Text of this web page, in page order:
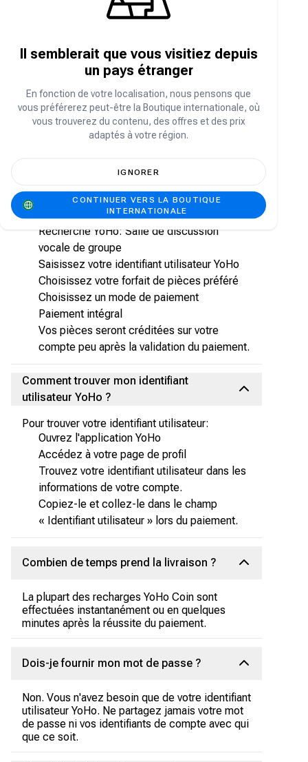
Les YoHo Coins sont la monnaie virtuelle de
l'application utilisée pour:
amis
Participez aux événements et activités
spéciales
Débloquez les fonctionnalités premium
Améliorez votre expérience sociale globale
Comment recharger mes YoHo Coins sur
la boutique Carry1st
Recherche YoHo: Salle de discussion
vocale de groupe
Saisissez votre identifiant utilisateur YoHo
Choisissez votre forfait de pièces préféré
Choisissez un mode de paiement
Paiement intégral
Vos pièces seront créditées sur votre
compte peu après la validation du paiement.
Comment trouver mon identifiant
utilisateur YoHo ?
Pour trouver votre identifiant utilisateur:
Ouvrez l'application YoHo
Accédez à votre page de profil
Trouvez votre identifiant utilisateur dans les
informations de votre compte.
Copiez-le et collez-le dans le champ
« Identifiant utilisateur » lors du paiement.
Combien de temps prend la livraison ?
La plupart des recharges YoHo Coin sont
effectuées instantanément ou en quelques
minutes après la réussite du paiement.
Dois-je fournir mon mot de passe ?
Non. Vous n'avez besoin que de votre identifiant
utilisateur YoHo. Ne partagez jamais votre mot
de passe ni vos identifiants de compte avec qui
que ce soit.
Il semblerait que vous visitiez depuis
un pays étranger
En fonction de votre localisation, nous pensons que
vous préférerez peut-être la Boutique internationale, où
vous trouverez du contenu, des offres et des prix
adaptés à votre région.
IGNORER
CONTINUER VERS LA BOUTIQUE
INTERNATIONALE